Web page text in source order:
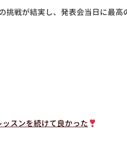
挑戦が結実し、発表会当日に最高
ッスンを続けて良かった